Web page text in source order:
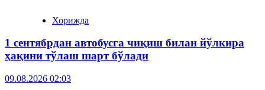
Хорижда
1 сентябрдан автобусга чиқиш билан йўлкира
ҳақини тўлаш шарт бўлади
09.08.2026 02:03